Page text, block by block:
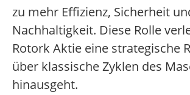
zu mehr Effizienz, Sicherheit
Nachhaltigkeit. Diese Rolle
Rotork Aktie eine strategische
über klassische Zyklen des
hinausgeht.